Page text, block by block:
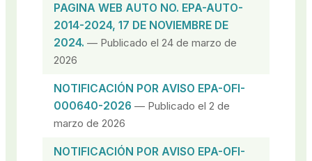
PAGINA WEB AUTO NO. EPA-AUTO-
2014-2024, 17 DE NOVIEMBRE DE
2024. — Publicado el 24 de marzo de
2026
NOTIFICACIÓN POR AVISO EPA-OFI-
000640-2026 — Publicado el 2 de
marzo de 2026
NOTIFICACIÓN POR AVISO EPA-OFI-